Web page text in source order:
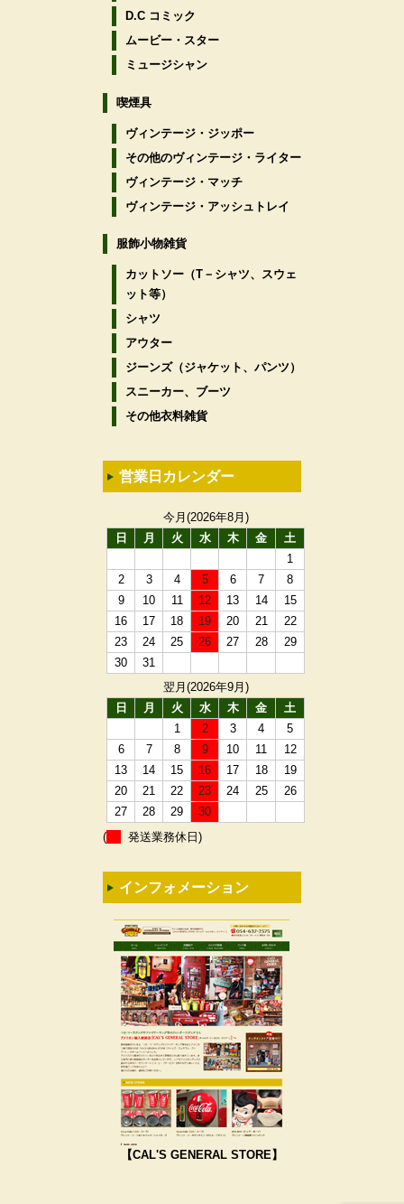
D.C コミック
ムービー・スター
ミュージシャン
喫煙具
ヴィンテージ・ジッポー
その他のヴィンテージ・ライター
ヴィンテージ・マッチ
ヴィンテージ・アッシュトレイ
服飾小物雑貨
カットソー（T－シャツ、スウェ
ット等）
シャツ
アウター
ジーンズ（ジャケット、パンツ）
スニーカー、ブーツ
その他衣料雑貨
営業日カレンダー
今月(2026年8月)
日
月 火 水 木 金
土
1
2
3 4 5 6 7
8
9
10 11 12 13 14
15
16
17 18 19 20 21
22
23
24 25 26 27 28
29
30
31
翌月(2026年9月)
日
月 火 水 木 金
土
1
2 3 4
5
6
7 8 9 10 11
12
13
14 15 16 17 18
19
20
21 22 23 24 25
26
27
28 29
30
(
発送業務休日)
インフォメーション
【CAL'S GENERAL STORE】